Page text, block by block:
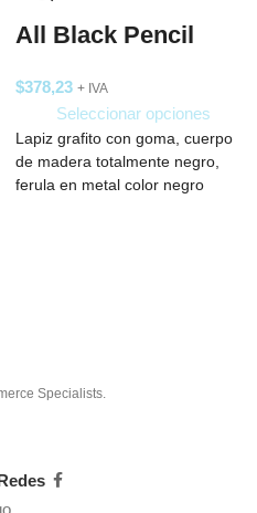
All Black Pencil
$378,23 + IVA
Seleccionar opciones
Lapiz grafito con goma, cuerpo
de madera totalmente negro,
ferula en metal color negro
Specialists.